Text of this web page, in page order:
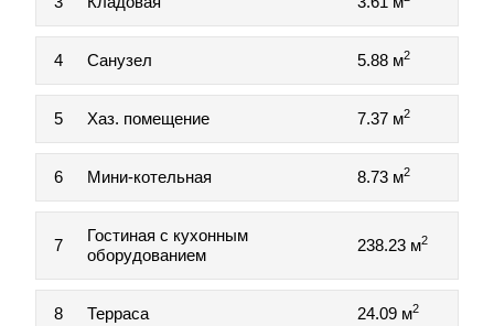
4 Санузел 5.88 м2
5 Хаз. помещение 7.37 м2
6 Мини-котельная 8.73 м2
7
Гостиная с кухонным
оборудованием
238.23 м2
8 Терраса 24.09 м2